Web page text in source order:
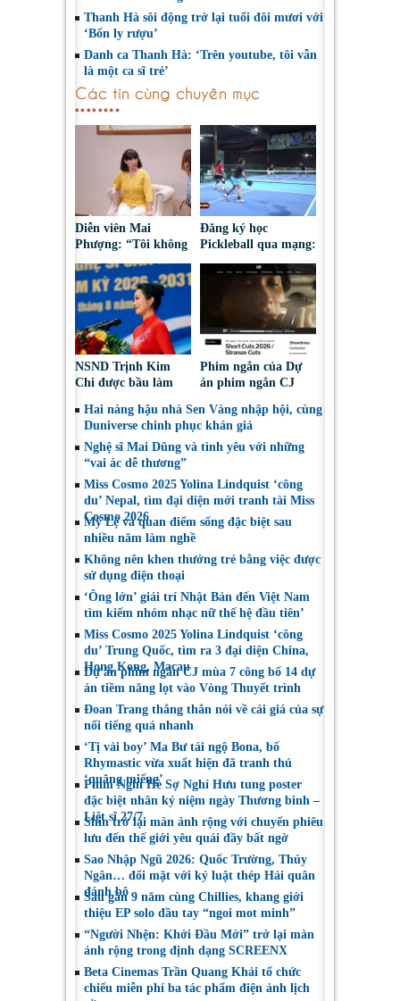
Thanh Hà sôi động trở lại tuổi đôi mươi với
‘Bốn ly rượu’
Danh ca Thanh Hà: ‘Trên youtube, tôi vẫn
là một ca sĩ trẻ’
Các tin cùng chuyên mục
Diễn viên Mai
Phượng: “Tôi không
những gì mình đã
chọn”
Đăng ký học
Pickleball qua mạng:
đoạt tài sản
NSND Trịnh Kim
Chi được bầu làm
Nghệ sĩ Sân khấu
Việt Nam
Phim ngắn của Dự
án phim ngắn CJ
tại LHP quốc tế
Toronto 2026
Hai nàng hậu nhà Sen Vàng nhập hội, cùng
Duniverse chinh phục khán giả
Nghệ sĩ Mai Dũng và tình yêu với những
“vai ác dễ thương”
Miss Cosmo 2025 Yolina Lindquist ‘công
du’ Nepal, tìm đại diện mới tranh tài Miss
Cosmo 2026
Mỹ Lệ và quan điểm sống đặc biệt sau
nhiều năm làm nghề
Không nên khen thưởng trẻ bằng việc được
sử dụng điện thoại
‘Ông lớn’ giải trí Nhật Bản đến Việt Nam
tìm kiếm nhóm nhạc nữ thế hệ đầu tiên’
Miss Cosmo 2025 Yolina Lindquist ‘công
du’ Trung Quốc, tìm ra 3 đại diện China,
Hong Kong, Macau
Dự án phim ngắn CJ mùa 7 công bố 14 dự
án tiềm năng lọt vào Vòng Thuyết trình
Đoan Trang thẳng thắn nói về cái giá của sự
nổi tiếng quá nhanh
‘Tị vài boy’ Ma Bư tái ngộ Bona, bố
Rhymastic vừa xuất hiện đã tranh thủ
‘quăng miếng’
Phim Nghỉ Hè Sợ Nghỉ Hưu tung poster
đặc biệt nhân kỷ niệm ngày Thương binh –
Liệt sĩ 27/7
Shin trở lại màn ảnh rộng với chuyến phiêu
lưu đến thế giới yêu quái đầy bất ngờ
Sao Nhập Ngũ 2026: Quốc Trường, Thúy
Ngân… đối mặt với kỷ luật thép Hải quân
đánh bộ
Sau gần 9 năm cùng Chillies, khang giới
thiệu EP solo đầu tay “ngoi mot minh”
“Người Nhện: Khởi Đầu Mới” trở lại màn
ảnh rộng trong định dạng SCREENX
Beta Cinemas Trần Quang Khải tổ chức
chiếu miễn phí ba tác phẩm điện ảnh lịch